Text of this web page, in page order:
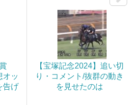
オッ
告げ
【宝塚記念2024】追い切
り・コメント/抜群の動き
を見せたのは